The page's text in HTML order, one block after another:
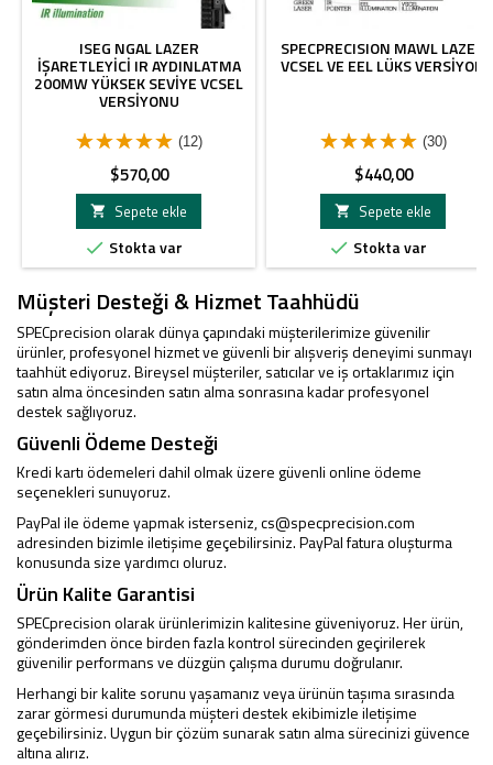
ISEG NGAL LAZER
İŞARETLEYICI IR AYDINLATMA
200MW YÜKSEK SEVIYE VCSEL
VERSIYONU
(12)
Fiyat
$570,00

Sepete ekle
 Stokta var
SPECPRECISION MAWL LAZER
VCSEL VE EEL LÜKS VERSIYON
(30)
Fiyat
$440,00

Sepete ekle
 Stokta var
Müşteri Desteği & Hizmet Taahhüdü
SPECprecision olarak dünya çapındaki müşterilerimize güvenilir
ürünler, profesyonel hizmet ve güvenli bir alışveriş deneyimi sunmayı
taahhüt ediyoruz. Bireysel müşteriler, satıcılar ve iş ortaklarımız için
satın alma öncesinden satın alma sonrasına kadar profesyonel
destek sağlıyoruz.
Güvenli Ödeme Desteği
Kredi kartı ödemeleri dahil olmak üzere güvenli online ödeme
seçenekleri sunuyoruz.
PayPal ile ödeme yapmak isterseniz,cs@specprecision.com
adresinden bizimle iletişime geçebilirsiniz. PayPal fatura oluşturma
konusunda size yardımcı oluruz.
Ürün Kalite Garantisi
SPECprecision olarak ürünlerimizin kalitesine güveniyoruz. Her ürün,
gönderimden önce birden fazla kontrol sürecinden geçirilerek
güvenilir performans ve düzgün çalışma durumu doğrulanır.
Herhangi bir kalite sorunu yaşamanız veya ürünün taşıma sırasında
zarar görmesi durumunda müşteri destek ekibimizle iletişime
geçebilirsiniz. Uygun bir çözüm sunarak satın alma sürecinizi güvence
altına alırız.